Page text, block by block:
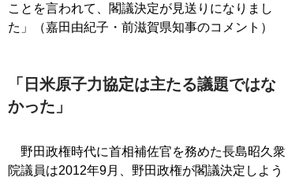
ことを言われて、閣議決定が見送りになりまし
た」（嘉田由紀子・前滋賀県知事のコメント）
「日米原子力協定は主たる議題ではな
かった」
野田政権時代に首相補佐官を務めた長島昭久衆
院議員は2012年9月、野田政権が閣議決定しよう